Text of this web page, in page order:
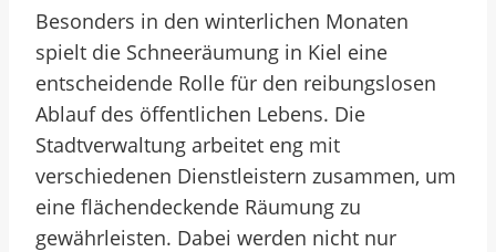
Besonders in den winterlichen Monaten
spielt die Schneeräumung in Kiel eine
entscheidende Rolle für den reibungslosen
Ablauf des öffentlichen Lebens. Die
Stadtverwaltung arbeitet eng mit
verschiedenen Dienstleistern zusammen, um
eine flächendeckende Räumung zu
gewährleisten. Dabei werden nicht nur